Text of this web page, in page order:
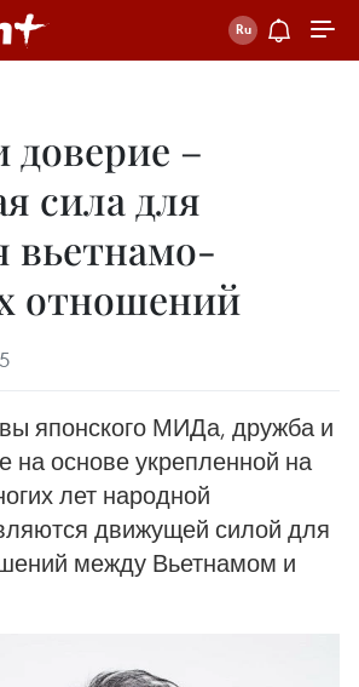
доверие –
сила для
вьетнамо-
отношений
японского МИДа, дружба и
на основе укрепленной на
лет народной
движущей силой для
между Вьетнамом и